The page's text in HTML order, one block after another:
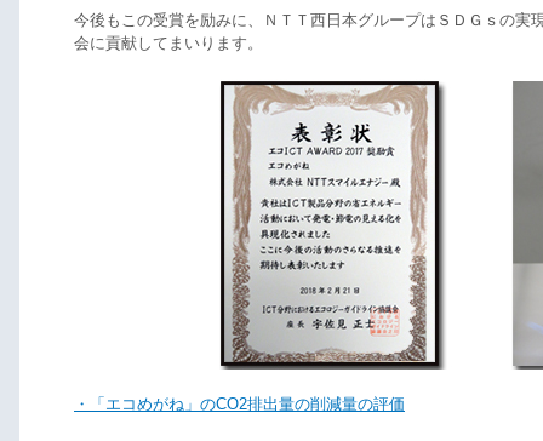
今後もこの受賞を励みに、ＮＴＴ西日本グループはＳＤＧｓの実
会に貢献してまいります。
・「エコめがね」のCO2排出量の削減量の評価